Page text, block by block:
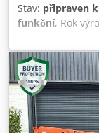
Stav: připraven
funkční, Rok
TECHNICKÉ
O STROJI
Maximální
rukou: max.
hodiny: 387 h
SL15850SP